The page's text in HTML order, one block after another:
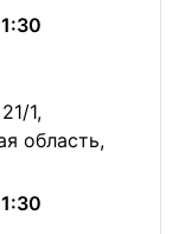
1,
область,